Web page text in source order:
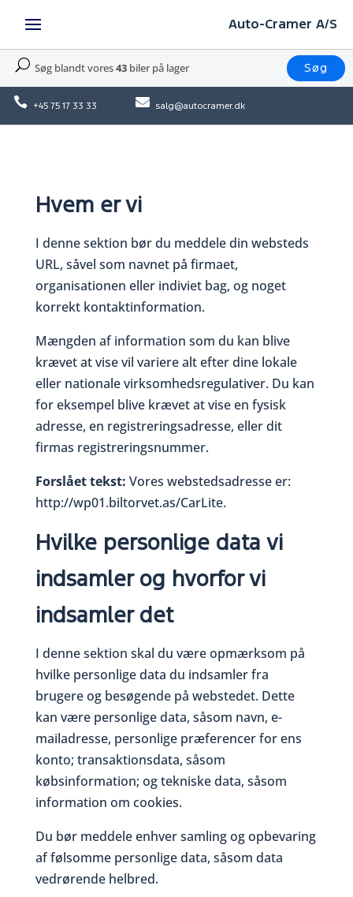
Auto-Cramer A/S
U Søg blandt vores43 biler på lager Søg
 +45 75 17 33 33  salg@autocramer.dk
Hvem er vi
I denne sektion bør du meddele din websteds
URL, såvel som navnet på firmaet,
organisationen eller indiviet bag, og noget
korrekt kontaktinformation.
Mængden af information som du kan blive
krævet at vise vil variere alt efter dine lokale
eller nationale virksomhedsregulativer. Du kan
for eksempel blive krævet at vise en fysisk
adresse, en registreringsadresse, eller dit
firmas registreringsnummer.
Forslået tekst: Vores webstedsadresse er:
http://wp01.biltorvet.as/CarLite.
Hvilke personlige data vi
indsamler og hvorfor vi
indsamler det
I denne sektion skal du være opmærksom på
hvilke personlige data du indsamler fra
brugere og besøgende på webstedet. Dette
kan være personlige data, såsom navn, e-
mailadresse, personlige præferencer for ens
konto; transaktionsdata, såsom
købsinformation; og tekniske data, såsom
information om cookies.
Du bør meddele enhver samling og opbevaring
af følsomme personlige data, såsom data
vedrørende helbred.